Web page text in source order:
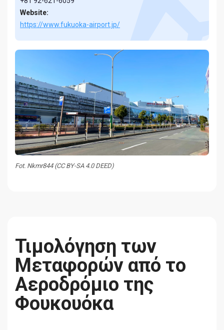
Website:
https://www.fukuoka-airport.jp/
Fot. Nkmr844 (CC BY-SA 4.0 DEED)
Τιμολόγηση των
Μεταφορών από το
Αεροδρόμιο της
Φουκουόκα